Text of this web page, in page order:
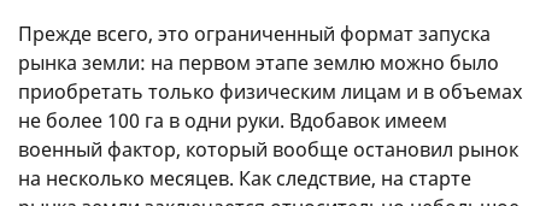
Прежде всего, это ограниченный формат запуска
рынка земли: на первом этапе землю можно было
приобретать только физическим лицам и в объемах
не более 100 га в одни руки. Вдобавок имеем
военный фактор, который вообще остановил рынок
на несколько месяцев. Как следствие, на старте